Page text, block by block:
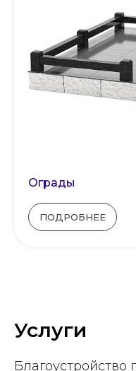
Ограды
ПОДРОБНЕЕ
Услуги
Благоустройство